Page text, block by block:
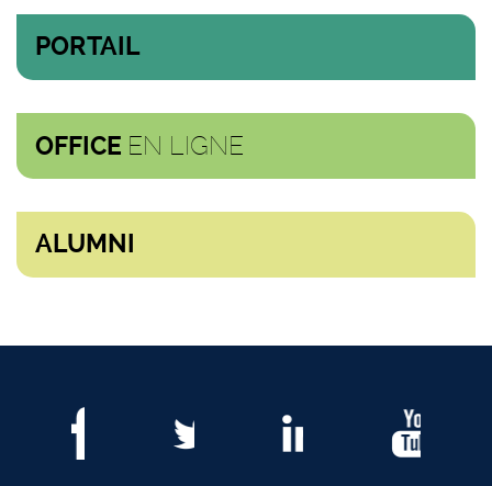
PORTAIL
OFFICE EN LIGNE
ALUMNI